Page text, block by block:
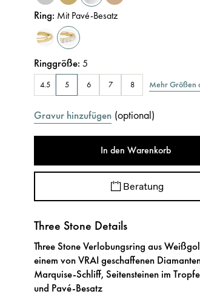
Ring: Mit Pavé-Besatz
Ringgröße:5
4.5 5 6 7 8 Mehr Größen
Gravur hinzufügen (optional)
In den Warenkorb
Beratung
Three Stone Details
Three Stone Verlobungsring aus
einem von VRAI geschaffenen
Marquise-Schliff, Seitensteinen im
und Pavé-Besatz